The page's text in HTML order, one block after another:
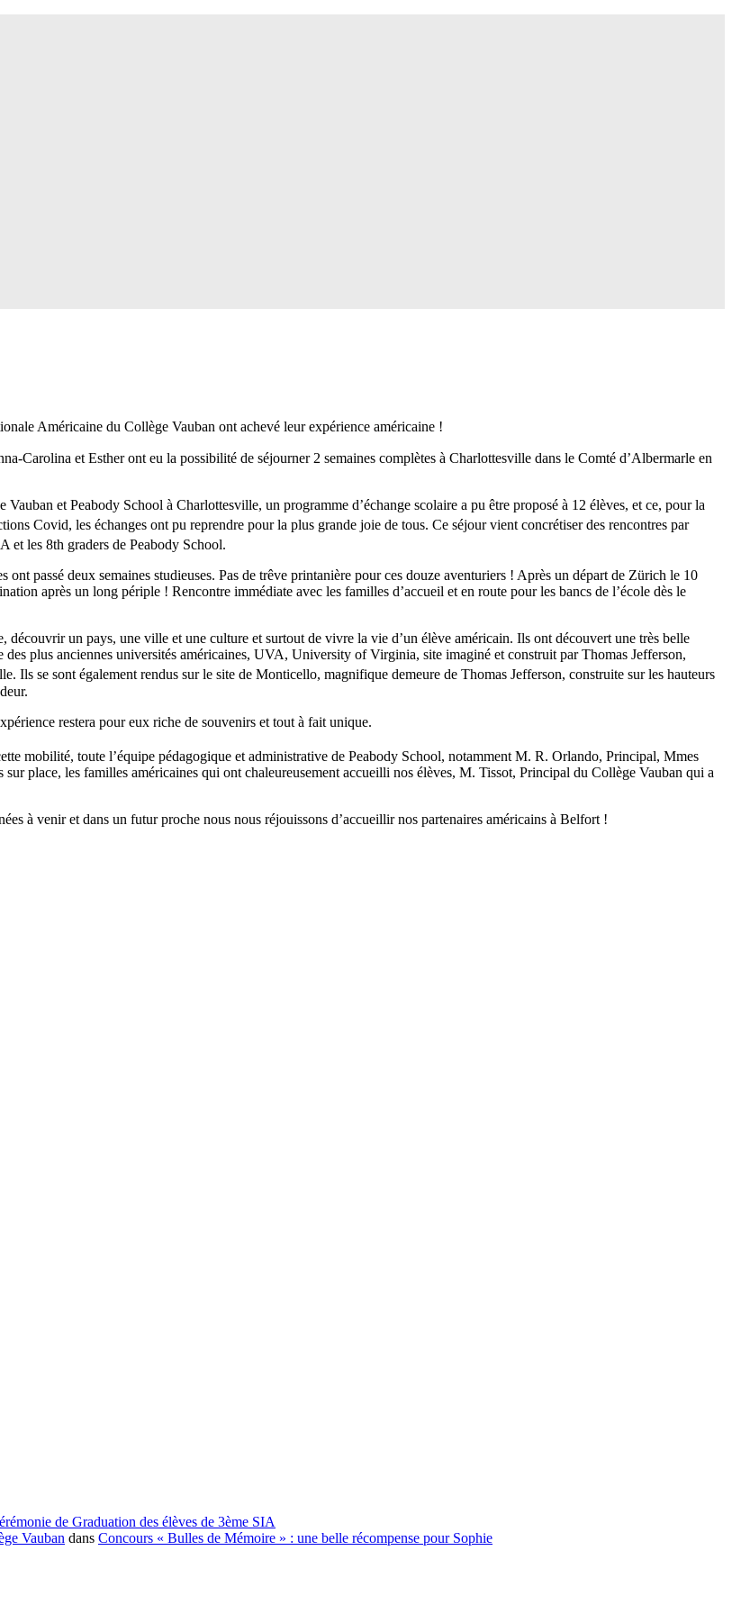
Américaine du Collège Vauban ont achevé leur expérience américaine !
et Esther ont eu la possibilité de séjourner 2 semaines complètes à Charlottesville dans le Comté d’Albermarle en
et Peabody School à Charlottesville, un programme d’échange scolaire a pu être proposé à 12 élèves, et ce, pour la
Covid, les échanges ont pu reprendre pour la plus grande joie de tous. Ce séjour vient concrétiser des rencontres par
et les 8th graders de Peabody School.
passé deux semaines studieuses. Pas de trêve printanière pour ces douze aventuriers ! Après un départ de Zürich le 10
après un long périple ! Rencontre immédiate avec les familles d’accueil et en route pour les bancs de l’école dès le
découvrir un pays, une ville et une culture et surtout de vivre la vie d’un élève américain. Ils ont découvert une très belle
plus anciennes universités américaines, UVA, University of Virginia, site imaginé et construit par Thomas Jefferson,
Ils se sont également rendus sur le site de Monticello, magnifique demeure de Thomas Jefferson, construite sur les hauteurs
restera pour eux riche de souvenirs et tout à fait unique.
mobilité, toute l’équipe pédagogique et administrative de Peabody School, notamment M. R. Orlando, Principal, Mmes
place, les familles américaines qui ont chaleureusement accueilli nos élèves, M. Tissot, Principal du Collège Vauban qui a
à venir et dans un futur proche nous nous réjouissons d’accueillir nos partenaires américains à Belfort !
de Graduation des élèves de 3ème SIA
Vauban dans Concours « Bulles de Mémoire » : une belle récompense pour Sophie